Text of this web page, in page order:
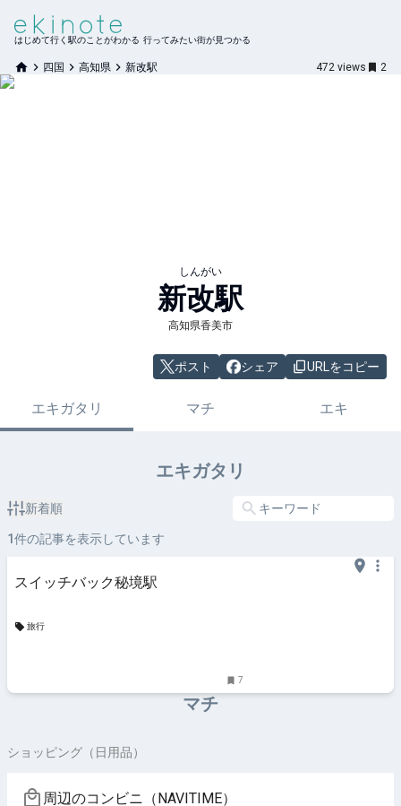
はじめて行く駅のことがわかる 行ってみたい街が見つかる
四国 高知県 新改駅 472 views 2
しんがい
新改駅
高知県香美市
ポスト シェア URLをコピー
エキガタリ マチ エキ
エキガタリ
新着順
1件の記事を表示しています
スイッチバック秘境駅
旅行
7
マチ
ショッピング（日用品）
周辺のコンビニ（NAVITIME）